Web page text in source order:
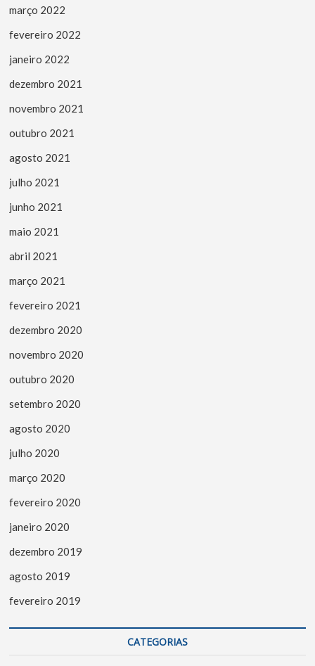
março 2022
fevereiro 2022
janeiro 2022
dezembro 2021
novembro 2021
outubro 2021
agosto 2021
julho 2021
junho 2021
maio 2021
abril 2021
março 2021
fevereiro 2021
dezembro 2020
novembro 2020
outubro 2020
setembro 2020
agosto 2020
julho 2020
março 2020
fevereiro 2020
janeiro 2020
dezembro 2019
agosto 2019
fevereiro 2019
CATEGORIAS